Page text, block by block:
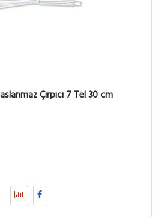
Çırpıcı 7 Tel 30 cm